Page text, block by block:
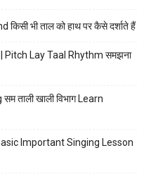
भी ताल को हाथ पर कैसे दर्शाते हैं
Lay Taal Rhythm समझना
ताली खाली विभाग Learn
Important Singing Lesson